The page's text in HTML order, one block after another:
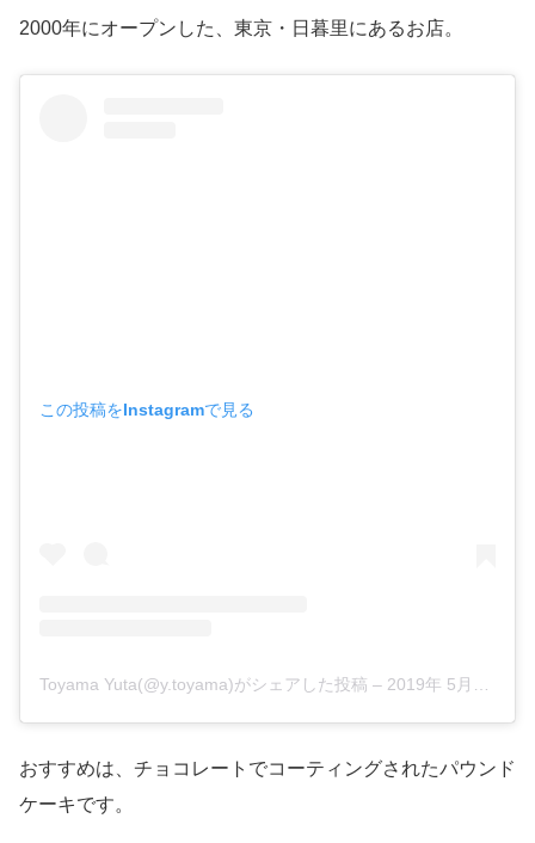
2000年にオープンした、東京・日暮里にあるお店。
この投稿をInstagramで見る
Toyama Yuta(@y.toyama)がシェアした投稿 – 2019年 5月月23日午前2時02分PDT
おすすめは、チョコレートでコーティングされたパウンド
ケーキです。